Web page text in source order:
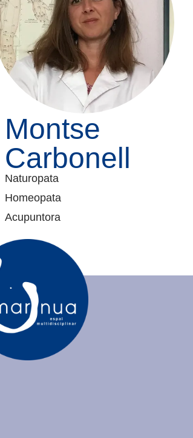
Montse
Carbonell
Naturopata
Homeopata
Acupuntora